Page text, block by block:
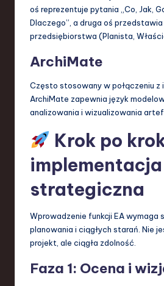
oś reprezentuje pytania „Co, Jak,
Dlaczego”, a druga oś
przedsiębiorstwa (Planista,
ArchiMate
Często stosowany w połączeniu z
ArchiMate zapewnia język
analizowania i wizualizowania
Krok po
implementacja
strategiczna
Wprowadzenie funkcji EA wymaga
planowania i ciągłych starań. Nie
projekt, ale ciągła zdolność.
Faza 1: Ocena i